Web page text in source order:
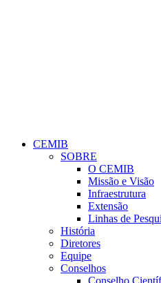
CEMIB
SOBRE
O CEMIB
Missão e Visão
Infraestrutura
Extensão
Linhas de
História
Diretores
Equipe
Conselhos
Conselho